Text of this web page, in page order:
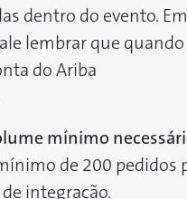
dentro do evento.
lembrar que
do Ariba
mínimo
de 200 pedidos
integração.